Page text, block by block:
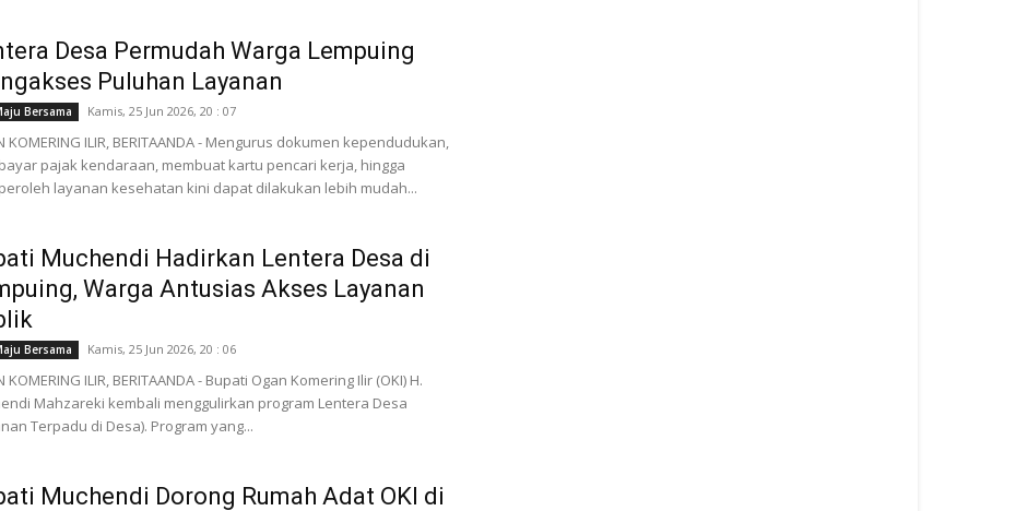
Desa Permudah Warga Lempuing
Puluhan Layanan
Bersama Kamis, 25 Jun 2026, 20 : 07
KOMERING ILIR, BERITAANDA - Mengurus dokumen kependudukan,
pajak kendaraan, membuat kartu pencari kerja, hingga
layanan kesehatan kini dapat dilakukan lebih mudah...
Muchendi Hadirkan Lentera Desa di
Warga Antusias Akses Layanan
Bersama Kamis, 25 Jun 2026, 20 : 06
KOMERING ILIR, BERITAANDA - Bupati Ogan Komering Ilir (OKI) H.
Mahzareki kembali menggulirkan program Lentera Desa
Terpadu di Desa). Program yang...
Muchendi Dorong Rumah Adat OKI di